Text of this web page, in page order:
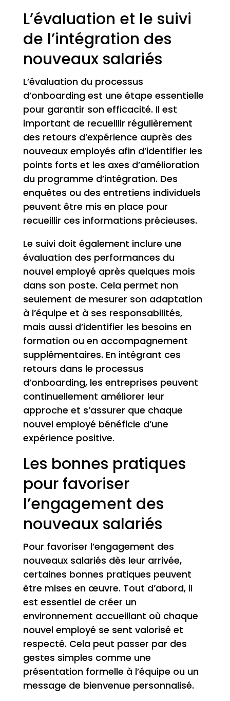
L’évaluation et le suivi
de l’intégration des
nouveaux salariés
L’évaluation du processus
d’onboarding est une étape essentielle
pour garantir son efficacité. Il est
important de recueillir régulièrement
des retours d’expérience auprès des
nouveaux employés afin d’identifier les
points forts et les axes d’amélioration
du programme d’intégration. Des
enquêtes ou des entretiens individuels
peuvent être mis en place pour
recueillir ces informations précieuses.
Le suivi doit également inclure une
évaluation des performances du
nouvel employé après quelques mois
dans son poste. Cela permet non
seulement de mesurer son adaptation
à l’équipe et à ses responsabilités,
mais aussi d’identifier les besoins en
formation ou en accompagnement
supplémentaires. En intégrant ces
retours dans le processus
d’onboarding, les entreprises peuvent
continuellement améliorer leur
approche et s’assurer que chaque
nouvel employé bénéficie d’une
expérience positive.
Les bonnes pratiques
pour favoriser
l’engagement des
nouveaux salariés
Pour favoriser l’engagement des
nouveaux salariés dès leur arrivée,
certaines bonnes pratiques peuvent
être mises en œuvre. Tout d’abord, il
est essentiel de créer un
environnement accueillant où chaque
nouvel employé se sent valorisé et
respecté. Cela peut passer par des
gestes simples comme une
présentation formelle à l’équipe ou un
message de bienvenue personnalisé.